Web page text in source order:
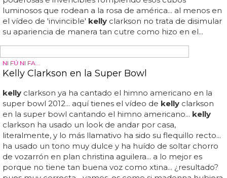
¿MEDIO MARICÓN?
Robbie Williams: "soy un 49% homosexual"
Robbie williams: "soy un 49% homosexual"... mientras a
unos take that les gusta desnudarse o trabajar entre
nicole scherzinger y sharonosbourne, a otros les gustan
los ovnis y dar titulares relacionados con su orientación
sexual... si la semana pasada hablábamos de que robbie
pasar por gay, ahora se pone más científico, matemático
y gay... el cantante que acaba de lanzar 'swing both ways'
sigue jugando con la ambigüedad sexual... ¿no le gusta
porque lo ha probado ya? ¿si es 49% homosexual
significa que prácticamente es medio maricón? robbie
williams, desde los 90 jugando con su sexualidad... el
cantante de 39 años ha dicho "soy un 49% homosexual,
porque me encantan...